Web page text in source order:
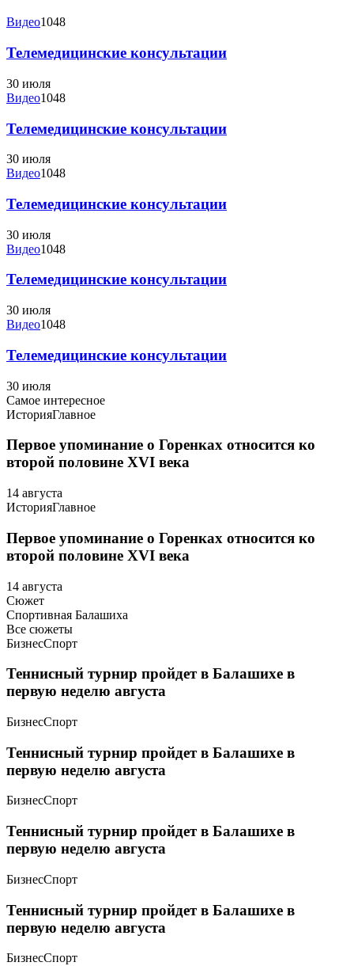
Видео1048
Телемедицинские консультации
30 июля
Видео1048
Телемедицинские консультации
30 июля
Видео1048
Телемедицинские консультации
30 июля
Видео1048
Телемедицинские консультации
30 июля
Видео1048
Телемедицинские консультации
30 июля
Самое интересное
ИсторияГлавное
Первое упоминание о Горенках относится ко
второй половине XVI века
14 августа
ИсторияГлавное
Первое упоминание о Горенках относится ко
второй половине XVI века
14 августа
Сюжет
Спортивная Балашиха
Все сюжеты
БизнесСпорт
Теннисный турнир пройдет в Балашихе в
первую неделю августа
БизнесСпорт
Теннисный турнир пройдет в Балашихе в
первую неделю августа
БизнесСпорт
Теннисный турнир пройдет в Балашихе в
первую неделю августа
БизнесСпорт
Теннисный турнир пройдет в Балашихе в
первую неделю августа
БизнесСпорт